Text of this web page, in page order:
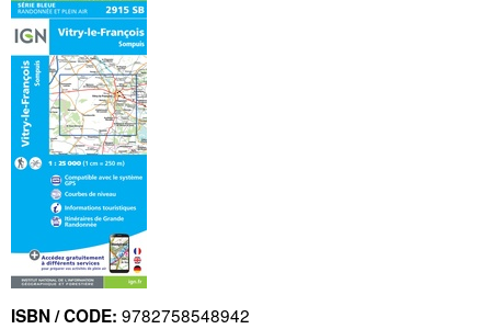
ISBN / CODE: 9782758548942